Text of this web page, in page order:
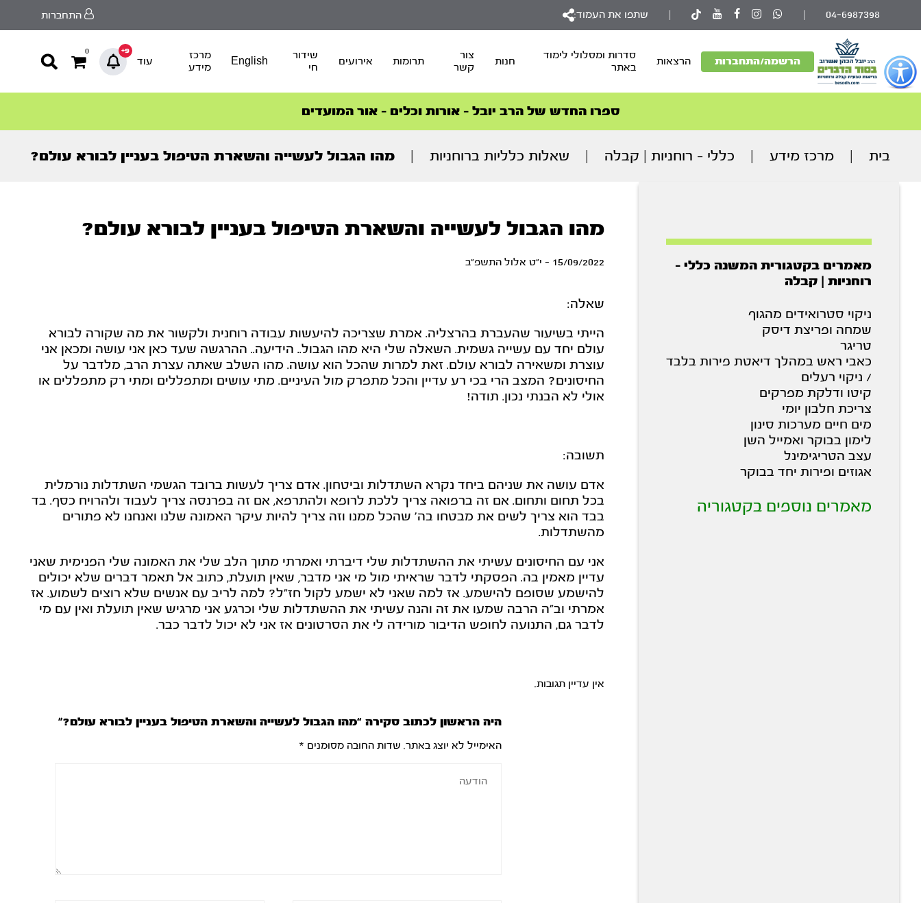
כפתור
לפתיחת
תפריט
נגישות
04-6987398 שתפו את העמוד: התחברות
הרשמה/התחברות הרצאות
סדרות ומסלולי לימוד
באתר
חנות
צור
קשר
תרומות אירועים
שידור
חי
English
מרכז
מידע
עוד
9+
0
סדרות הפודקאסטים
הסדרה המובילה החודש – דרך המלך
ספרו החדש של הרב יובל – אורות וכלים – אור המועדים
הצטרפו למהפכת הבריאות הטבעית >
סדרות הפודקאסטים
הסדרה המובילה החודש – דרך המלך
בית מרכז מידע כללי - רוחניות | קבלה שאלות כלליות ברוחניות מהו הגבול לעשייה והשארת הטיפול בעניין לבורא עולם?
מאמרים בקטגורית המשנה כללי -
רוחניות | קבלה
ניקוי סטרואידים מהגוף
שמחה ופריצת דיסק
טריגר
כאבי ראש במהלך דיאטת פירות בלבד
/ ניקוי רעלים
קיטו ודלקת מפרקים
צריכת חלבון יומי
מים חיים מערכות סינון
לימון בבוקר ואמייל השן
עצב הטריגימינל
אגוזים ופירות יחד בבוקר
מאמרים נוספים בקטגוריה
מהו הגבול לעשייה והשארת הטיפול בעניין לבורא עולם?
15/09/2022 - י"ט אלול התשפ"ב
שאלה:
הייתי בשיעור שהעברת בהרצליה. אמרת שצריכה להיעשות עבודה רוחנית ולקשור את מה שקורה לבורא
עולם יחד עם עשייה גשמית. השאלה שלי היא מהו הגבול.. הידיעה.. ההרגשה שעד כאן אני עושה ומכאן אני
עוצרת ומשאירה לבורא עולם. זאת למרות שהכל הוא עושה. מהו השלב שאתה עצרת הרב, מלדבר על
החיסונים? המצב הרי בכי רע עדיין והכל מתפרק מול העיניים. מתי עושים ומתפללים ומתי רק מתפללים או
אולי לא הבנתי נכון. תודה!
תשובה:
אדם עושה את שניהם ביחד נקרא השתדלות וביטחון. אדם צריך לעשות ברובד הגשמי השתדלות נורמלית
בכל תחום ותחום. אם זה ברפואה צריך ללכת לרופא ולהתרפא, אם זה בפרנסה צריך לעבוד ולהרויח כסף. בד
בבד הוא צריך לשים את מבטחו בה' שהכל ממנו וזה צריך להיות עיקר האמונה שלנו ואנחנו לא פתורים
מהשתדלות.
אני עם החיסונים עשיתי את ההשתדלות שלי דיברתי ואמרתי מתוך הלב שלי את האמונה שלי הפנימית שאני
עדיין מאמין בה. הפסקתי לדבר שראיתי מול מי אני מדבר, שאין תועלת, כתוב אל תאמר דברים שלא יכולים
להישמע שסופם להישמע. אז למה שאני לא ישמע לקול חז"ל? למה לריב עם אנשים שלא רוצים לשמוע. אז
אמרתי וב"ה הרבה שמעו את זה והנה עשיתי את ההשתדלות שלי וכרגע אני מרגיש שאין תועלת ואין עם מי
לדבר גם, התנועה לחופש הדיבור מורידה לי את הסרטונים אז אני לא יכול לדבר כבר.
אין עדיין תגובות.
היה הראשון לכתוב סקירה “מהו הגבול לעשייה והשארת הטיפול בעניין לבורא עולם?”
האימייל לא יוצג באתר. שדות החובה מסומנים *